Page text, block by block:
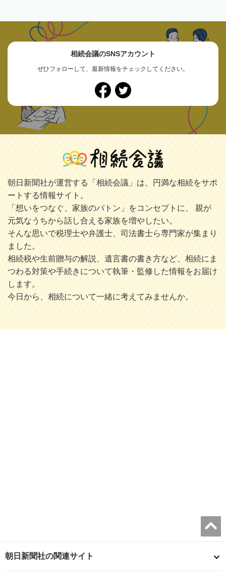
相続会議のSNSアカウント
ぜひフォローして、最新情報をチェックしてください。
朝日新聞社が運営する「相続会議」は、円満な相続をサポ
ートする情報サイト。
「想いをつなぐ、家族のバトン」をコンセプトに、 親が
元気なうちから話し合える家族を増やしたい。
そんな思いで税理士や弁護士、司法書士ら専門家が集まり
ました。
相続税や生前贈与の解説、遺言書の書き方など、相続にま
つわる対策や手続きについて執筆・監修した情報をお届け
します。
今日から、相続について一緒に考えてみませんか。
朝日新聞社の関連サイト